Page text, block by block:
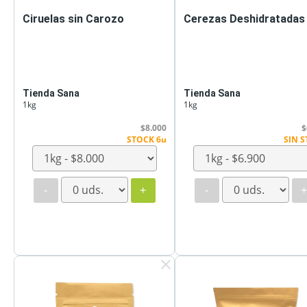
Ciruelas sin Carozo
Tienda Sana
1kg
$8.000
STOCK 6u
- +
Cerezas Deshidratadas
Tienda Sana
1kg
SIN
- +
clear